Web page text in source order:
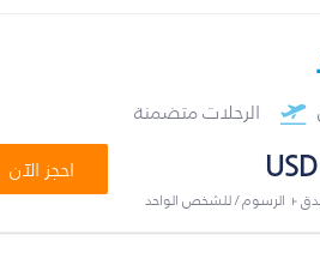
الرحلات متضمنة
+ الرسوم / للشخص الواحد
احجز الآن